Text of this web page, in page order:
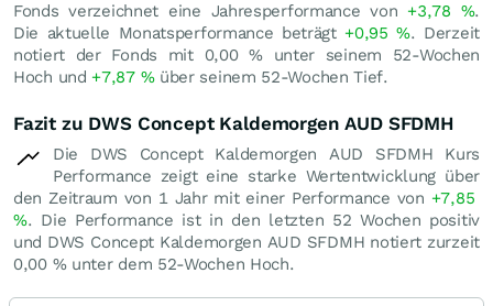
Fonds verzeichnet eine Jahresperformance von +3,78 %.
Die aktuelle Monatsperformance beträgt +0,95%. Derzeit
notiert der Fonds mit 0,00%unter seinem 52-Wochen
Hoch und +7,87 %über seinem 52-Wochen Tief.
Fazit zu DWS Concept Kaldemorgen AUD SFDMH
Die DWS Concept Kaldemorgen AUD SFDMH Kurs
Performance zeigt eine starke Wertentwicklung über
den Zeitraum von 1 Jahr mit einer Performance von +7,85
%. Die Performance ist in den letzten 52 Wochen positiv
und DWS Concept Kaldemorgen AUD SFDMH notiert zurzeit
0,00 %unter dem 52-Wochen Hoch.